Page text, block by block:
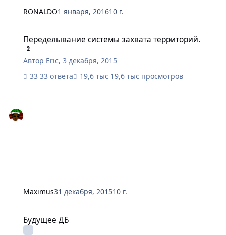
RONALDO1 января, 201610 г.
Переделывание системы захвата территорий.
2
Автор Eric,3 декабря, 2015
33 ответа
19,6 тыс просмотров
Maximus31 декабря, 201510 г.
Будущее ДБ